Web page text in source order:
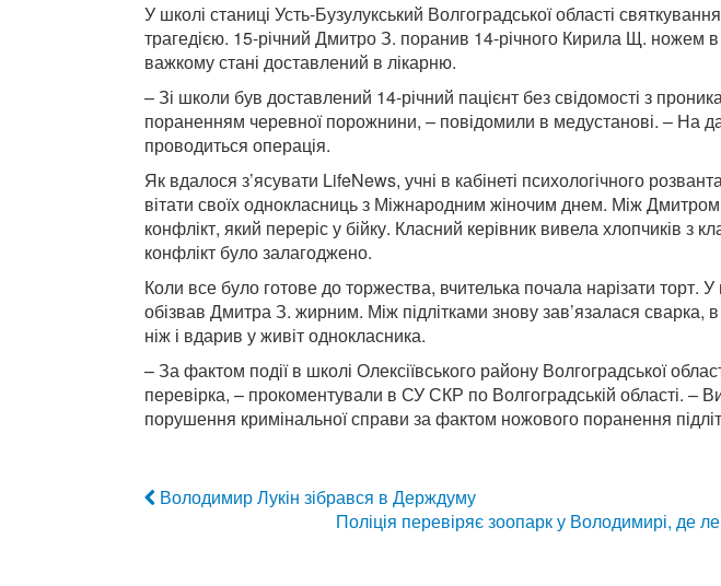
У школі станиці Усть-Бузулукський Волгоградської області
трагедією. 15-річний Дмитро З. поранив 14-річного Кирила Щ. ножем в
важкому стані доставлений в лікарню.
– Зі школи був доставлений 14-річний пацієнт без свідомості з
пораненням черевної порожнини, – повідомили в медустанові. – На
проводиться операція.
Як вдалося з’ясувати LifeNews, учні в кабінеті психологічного
вітати своїх однокласниць з Міжнародним жіночим днем. Між
конфлікт, який переріс у бійку. Класний керівник вивела хлопчиків з
конфлікт було залагоджено.
Коли все було готове до торжества, вчителька почала нарізати
обізвав Дмитра З. жирним. Між підлітками знову зав’язалася сварка,
ніж і вдарив у живіт однокласника.
– За фактом події в школі Олексіївського району Волгоградської
перевірка, – прокоментували в СУ СКР по Волгоградській області. –
порушення кримінальної справи за фактом ножового поранення
Володимир Лукін зібрався в Держдуму
Поліція перевіряє зоопарк у Володимирі, де